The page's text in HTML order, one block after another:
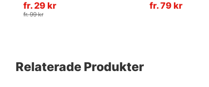
fr. 29 kr
fr. 99 kr
fr. 79 kr
Relaterade Produkter